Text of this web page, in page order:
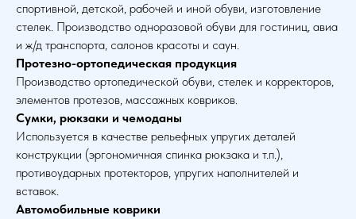
спортивной, детской, рабочей и иной обуви, изготовление
стелек. Производство одноразовой обуви для гостиниц, авиа
и ж/д транспорта, салонов красоты и саун.
Протезно-ортопедическая продукция
Производство ортопедической обуви, стелек и корректоров,
элементов протезов, массажных ковриков.
Сумки, рюкзаки и чемоданы
Используется в качестве рельефных упругих деталей
конструкции (эргономичная спинка рюкзака и т.п.),
противоударных протекторов, упругих наполнителей и
вставок.
Автомобильные коврики